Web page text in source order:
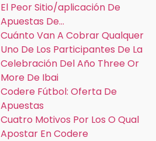
El Peor Sitio/aplicación De
Apuestas De…
Cuánto Van A Cobrar Qualquer
Uno De Los Participantes De La
Celebración Del Año Three Or
More De Ibai
Codere Fútbol: Oferta De
Apuestas
Cuatro Motivos Por Los O Qual
Apostar En Codere